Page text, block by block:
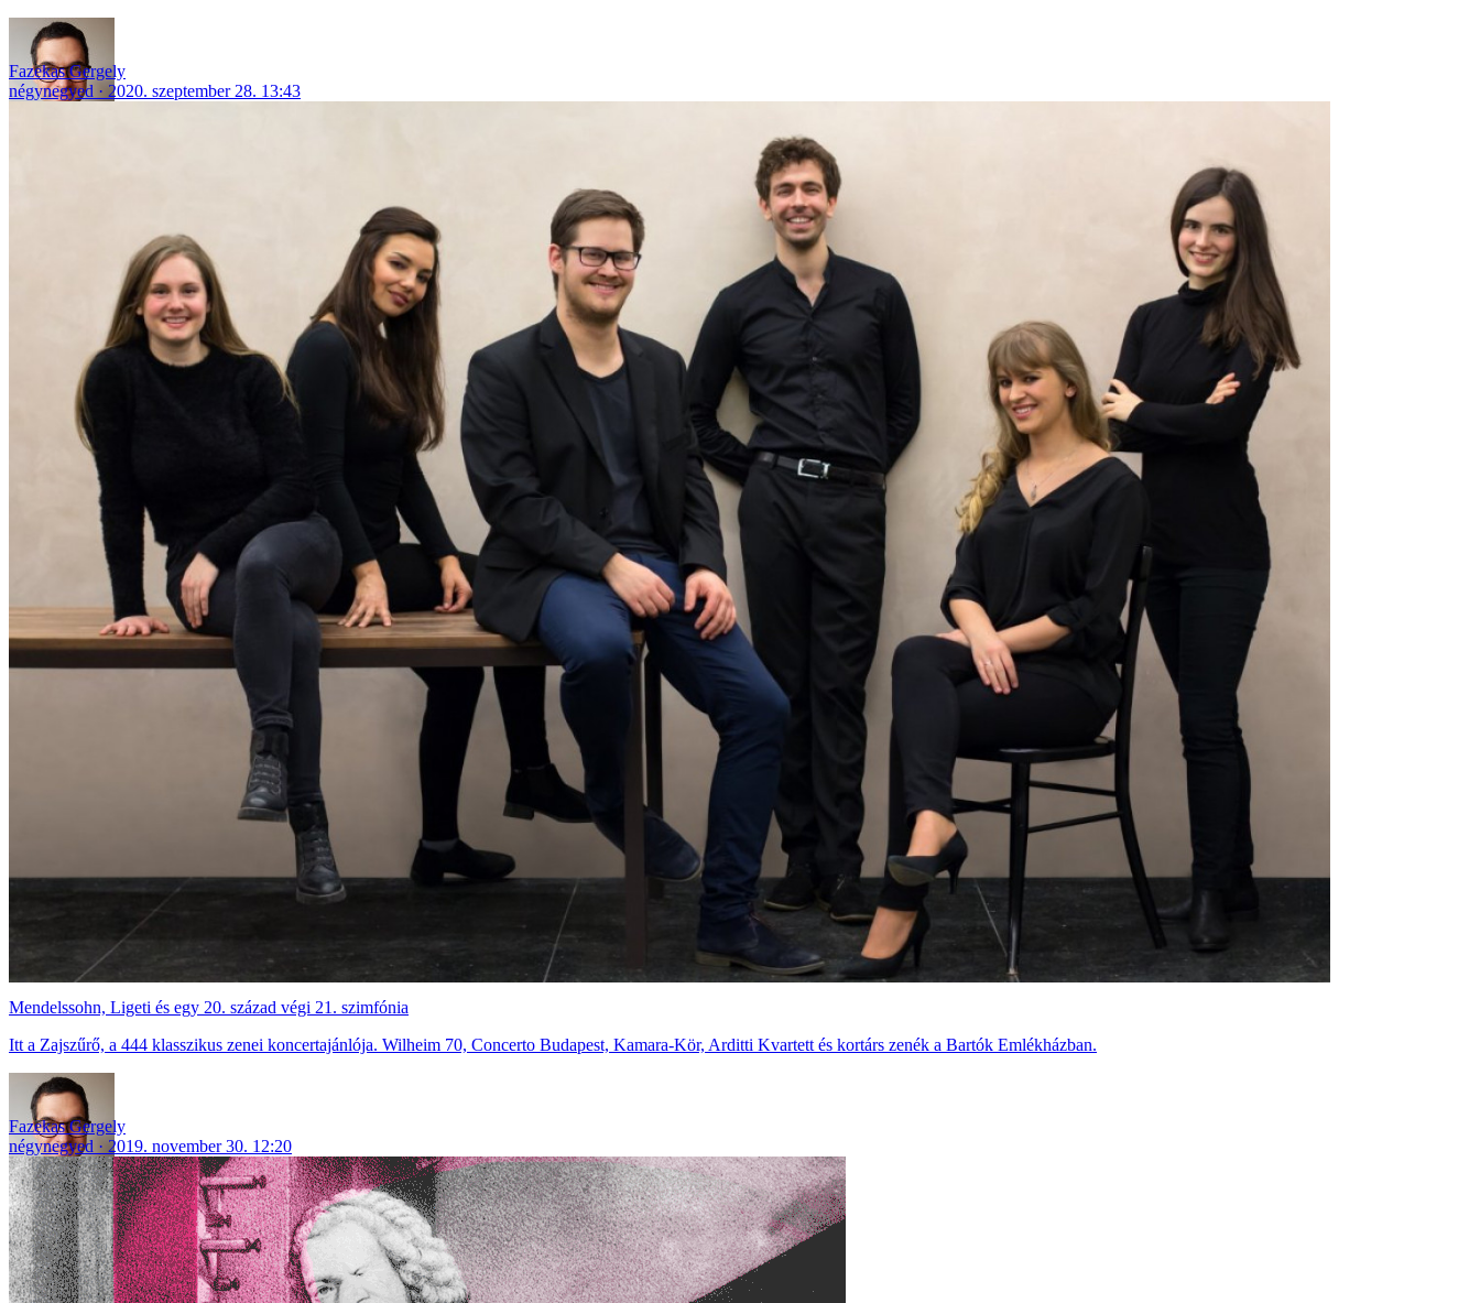
Fazekas Gergely
négynegyed
2020. szeptember 28. 13:43
Mendelssohn, Ligeti és egy 20. század végi 21. szimfónia
Itt a Zajszűrő, a 444 klasszikus zenei koncertajánlója. Wilheim 70, Concerto Budapest, Kamara-Kör, Arditti Kvartett és kortárs zenék a Bartók Emlékházban.
Fazekas Gergely
négynegyed
2019. november 30. 12:20